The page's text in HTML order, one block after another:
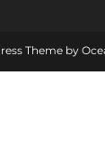
Theme by